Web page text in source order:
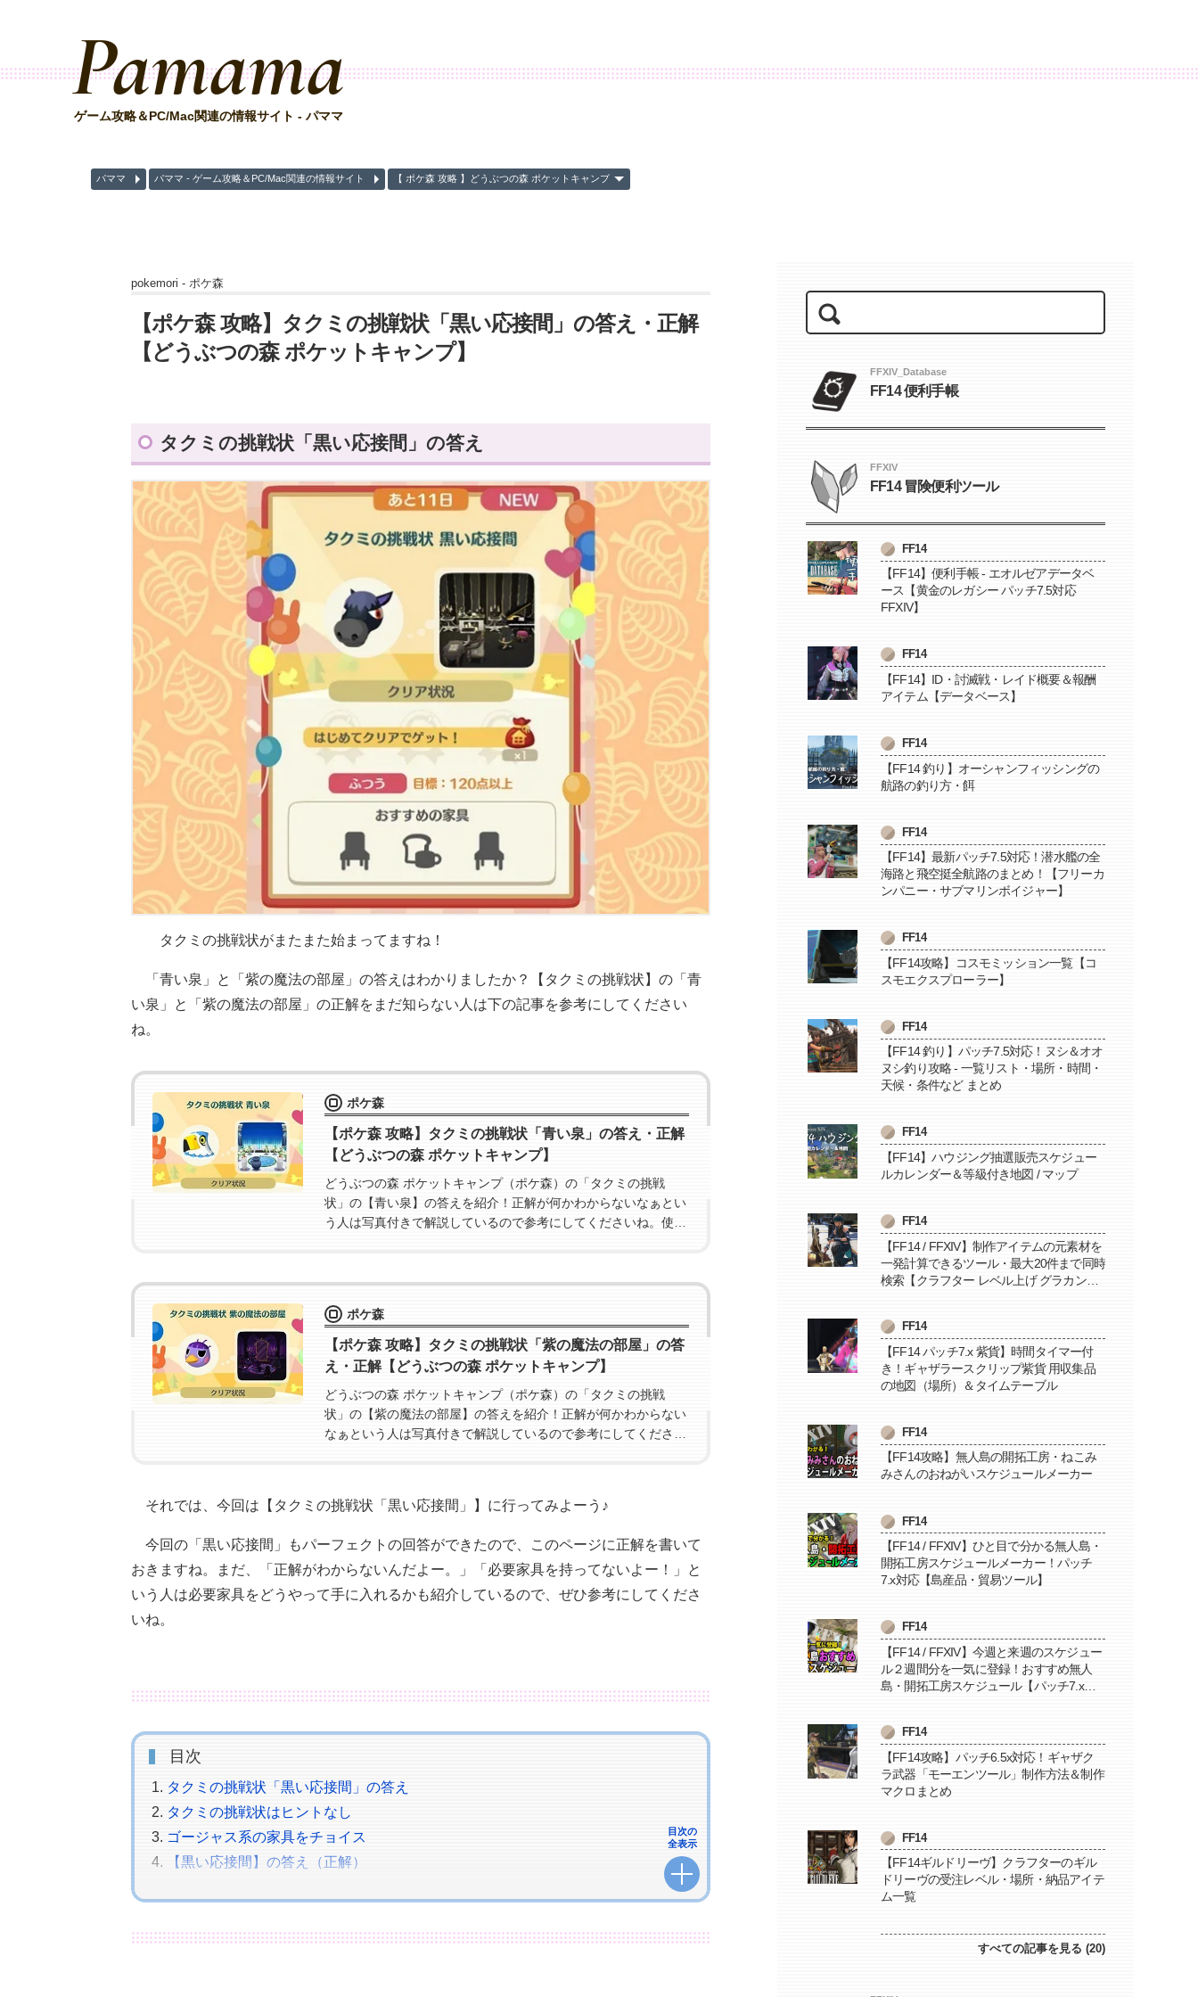
Pamama
ゲーム攻略＆PC/Mac関連の情報サイト - パママ
パママ パママ - ゲーム攻略＆PC/Mac関連の情報サイト 【 ポケ森 攻略 】どうぶつの森 ポケットキャンプ
pokemori - ポケ森
【ポケ森 攻略】タクミの挑戦状「黒い応接間」の答え・正解
【どうぶつの森 ポケットキャンプ】
タクミの挑戦状「黒い応接間」の答え
タクミの挑戦状がまたまた始まってますね！
「青い泉」と「紫の魔法の部屋」の答えはわかりましたか？【タクミの挑戦状】の「青
い泉」と「紫の魔法の部屋」の正解をまだ知らない人は下の記事を参考にしてください
ね。
ポケ森
【ポケ森 攻略】タクミの挑戦状「青い泉」の答え・正解
【どうぶつの森 ポケットキャンプ】
どうぶつの森 ポケットキャンプ（ポケ森）の「タクミの挑戦
状」の【青い泉】の答えを紹介！正解が何かわからないなぁとい
う人は写真付きで解説しているので参考にしてくださいね。使用
ポケ森
【ポケ森 攻略】タクミの挑戦状「紫の魔法の部屋」の答
え・正解【どうぶつの森 ポケットキャンプ】
どうぶつの森 ポケットキャンプ（ポケ森）の「タクミの挑戦
状」の【紫の魔法の部屋】の答えを紹介！正解が何かわからない
なぁという人は写真付きで解説しているので参考にしてください
それでは、今回は【タクミの挑戦状「黒い応接間」】に行ってみよーう♪
今回の「黒い応接間」もパーフェクトの回答ができたので、このページに正解を書いて
おきますね。まだ、「正解がわからないんだよー。」「必要家具を持ってないよー！」と
いう人は必要家具をどうやって手に入れるかも紹介しているので、ぜひ参考にしてくださ
いね。
目次
タクミの挑戦状「黒い応接間」の答え
タクミの挑戦状はヒントなし
ゴージャス系の家具をチョイス
【黒い応接間】の答え（正解）
目次の
全表示
FFXIV_Database
FF14 便利手帳
FFXIV
FF14 冒険便利ツール
FF14
【FF14】便利手帳 - エオルゼアデータベ
ース【黄金のレガシー パッチ7.5対応
FFXIV】
FF14
【FF14】ID・討滅戦・レイド概要＆報酬
アイテム【データベース】
FF14
【FF14 釣り】オーシャンフィッシングの
航路の釣り方・餌
FF14
【FF14】最新パッチ7.5対応！潜水艦の全
海路と飛空挺全航路のまとめ！【フリーカ
ンパニー・サブマリンボイジャー】
FF14
【FF14攻略】コスモミッション一覧【コ
スモエクスプローラー】
FF14
【FF14 釣り】パッチ7.5対応！ヌシ＆オオ
ヌシ釣り攻略 - 一覧リスト・場所・時間・
天候・条件など まとめ
FF14
【FF14】ハウジング抽選販売スケジュー
ルカレンダー＆等級付き地図 / マップ
FF14
【FF14 / FFXIV】制作アイテムの元素材を
一発計算できるツール・最大20件まで同時
検索【クラフター レベル上げ グラカン納
FF14
【FF14 パッチ7.x 紫貨】時間タイマー付
き！ギャザラースクリップ紫貨 用収集品
の地図（場所）＆タイムテーブル
FF14
【FF14攻略】無人島の開拓工房・ねこみ
みさんのおねがいスケジュールメーカー
FF14
【FF14 / FFXIV】ひと目で分かる無人島・
開拓工房スケジュールメーカー！パッチ
7.x対応【島産品・貿易ツール】
FF14
【FF14 / FFXIV】今週と来週のスケジュー
ル２週間分を一気に登録！おすすめ無人
島・開拓工房スケジュール【パッチ7.x対
FF14
【FF14攻略】パッチ6.5x対応！ギャザク
ラ武器「モーエンツール」制作方法＆制作
マクロまとめ
FF14
【FF14ギルドリーヴ】クラフターのギル
ドリーヴの受注レベル・場所・納品アイテ
ム一覧
すべての記事を見る (20)